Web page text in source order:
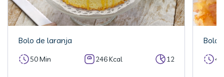
Bolo de laranja
50 Min 246 Kcal 12
Bolo